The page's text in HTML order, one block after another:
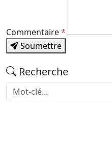
Commentaire*
Soumettre
Recherche